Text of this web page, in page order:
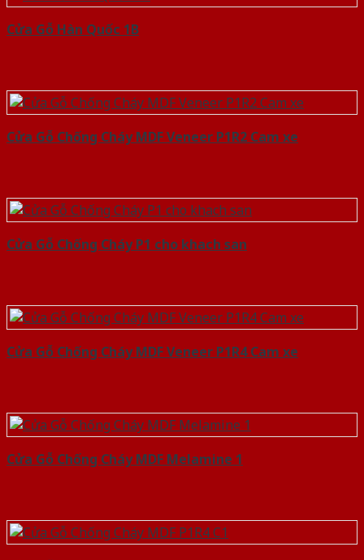
Cửa Gỗ Hàn Quốc 1B
Cửa Gỗ Chống Cháy MDF Veneer P1R2 Cam xe
Cửa Gỗ Chống Cháy P1 cho khach san
Cửa Gỗ Chống Cháy MDF Veneer P1R4 Cam xe
Cửa Gỗ Chống Cháy MDF Melamine 1